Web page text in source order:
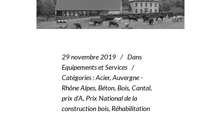
29 novembre 2019
Dans
Equipements et Services
Catégories:Acier, Auvergne -
Rhône Alpes, Béton, Bois, Cantal,
prix d'A, Prix National de la
construction bois, Réhabilitation